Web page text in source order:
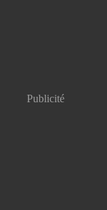
Publicité